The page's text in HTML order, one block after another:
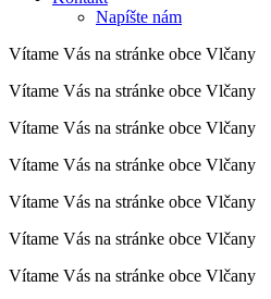
Napíšte nám
Vítame Vás na stránke obce Vlčany
Vítame Vás na stránke obce Vlčany
Vítame Vás na stránke obce Vlčany
Vítame Vás na stránke obce Vlčany
Vítame Vás na stránke obce Vlčany
Vítame Vás na stránke obce Vlčany
Vítame Vás na stránke obce Vlčany